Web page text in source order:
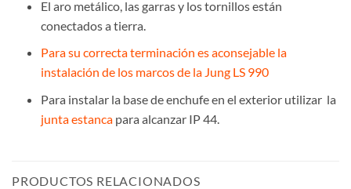
El aro metálico, las garras y los tornillos están
conectados a tierra.
Para su correcta terminación es aconsejable la
instalación de los marcos de la Jung LS 990
Para instalar la base de enchufe en el exterior utilizar la
junta estancapara alcanzar IP 44.
PRODUCTOS RELACIONADOS